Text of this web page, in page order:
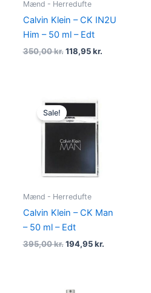
Mænd - Herredufte
Calvin Klein – CK IN2U
Him – 50 ml – Edt
350,00kr. 118,95kr.
Sale!
Mænd - Herredufte
Calvin Klein – CK Man
– 50 ml – Edt
395,00kr.
price
was:
395,00 kr..
194,95kr.
Original